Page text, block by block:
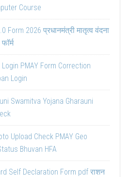
Course
Form 2026 प्रधानमंत्री मातृत्व वंदना
Login PMAY Form Correction
Login
Swamitva Yojana Gharauni
Upload Check PMAY Geo
Bhuvan HFA
Self Declaration Form pdf राशन